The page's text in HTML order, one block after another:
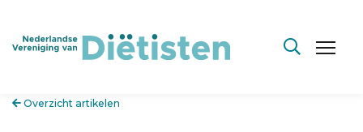
Overzicht artikelen